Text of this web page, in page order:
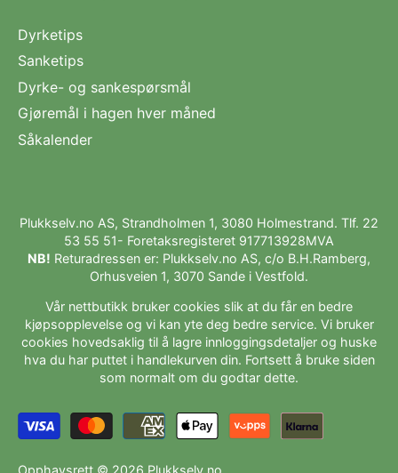
Dyrketips
Sanketips
Dyrke- og sankespørsmål
Gjøremål i hagen hver måned
Såkalender
Plukkselv.no AS, Strandholmen 1, 3080 Holmestrand. Tlf. 22
53 55 51- Foretaksregisteret 917713928MVA
NB! Returadressen er: Plukkselv.no AS, c/o B.H.Ramberg,
Orhusveien 1, 3070 Sande i Vestfold.
Vår nettbutikk bruker cookies slik at du får en bedre
kjøpsopplevelse og vi kan yte deg bedre service. Vi bruker
cookies hovedsaklig til å lagre innloggingsdetaljer og huske
hva du har puttet i handlekurven din. Fortsett å bruke siden
som normalt om du godtar dette.
Opphavsrett © 2026 Plukkselv.no